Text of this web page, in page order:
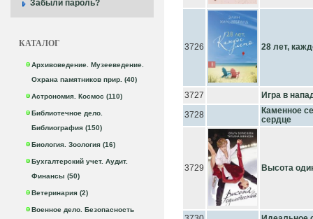
Забыли пароль?
КАТАЛОГ
Архивоведение. Музееведение.
Охрана памятников прир. (40)
Астрономия. Космос (110)
Библиотечное дело.
Библиография (150)
Биология. Зоология (16)
Бухгалтерский учет. Аудит.
Финансы (50)
Ветеринария (2)
Военное дело. Безопасность
3726 28 лет,
3727
Игра в
3728
Каменное
сердце
3729 Высота